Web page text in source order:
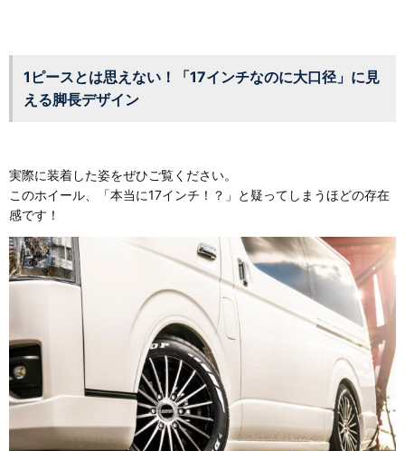
1ピースとは思えない！「17インチなのに大口径」に見
える脚長デザイン
実際に装着した姿をぜひご覧ください。
このホイール、「本当に17インチ！？」と疑ってしまうほどの存在
感です！